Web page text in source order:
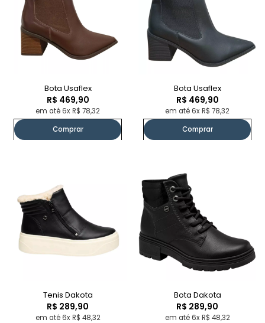
Bota Usaflex
R$ 469,90
em até 6x R$ 78,32
Comprar
Bota Usaflex
R$ 469,90
em até 6x R$ 78,32
Comprar
Tenis Dakota
R$ 289,90
em até 6x R$ 48,32
Bota Dakota
R$ 289,90
em até 6x R$ 48,32